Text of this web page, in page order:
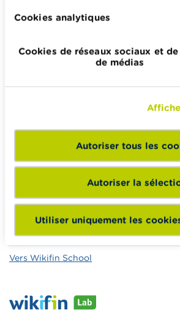
Cookies analytiques
Cookies de réseaux sociaux et
de médias
Autoriser tous les
Autoriser la
Utiliser uniquement les
met gratuitement à votre disposition
En savoir plus sur Wikifin
Wikifin School met gratuitement à
formations pour les aider à faire de
à la consommation responsable en
Vers Wikifin School